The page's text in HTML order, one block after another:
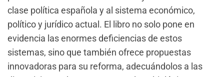
clase política española y al sistema económico,
político y jurídico actual. El libro no solo pone en
evidencia las enormes deficiencias de estos
sistemas, sino que también ofrece propuestas
innovadoras para su reforma, adecuándolos a las